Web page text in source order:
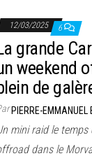
12/03/2025 6
grande
weekend
de
PIERRE-EMMANUEL
mini raid le temps
dans le